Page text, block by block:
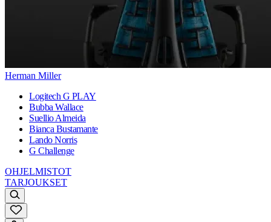
Herman Miller
Logitech G PLAY
Bubba Wallace
Suellio Almeida
Bianca Bustamante
Lando Norris
G Challenge
OHJELMISTOT
TARJOUKSET